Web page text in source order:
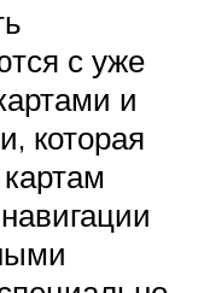
с уже
и
которая